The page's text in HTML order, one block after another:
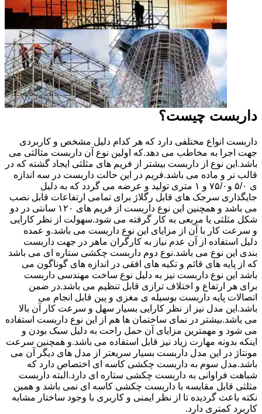
داربست چیست؟
داربست انواع مختلفی دارد که هر کدام دلیل مشخص و کاربردی
جهت اجرا به مخاطب می دهد.که اولین نوع آن داربست مثالثی می
باشد.این نوع از داربست بیشتر از فریم های مثلثی ایجاد گشته که در
قالب نر و ماده می باشد.فریم در این حالت داربست در سه اندازه
ی ۵/۰ و۷۵/۰ و ۱ متری تولید و عرضه می گردد که به دلیل
جایگذاری سرجک های قابل رگلاژ برای تمامی ارتفاعات قابل نصب
می باشد و همچنین این نوع داربست از فریم های ۱۲۰ سانتی در دو
شکل مثلثی یا مربعی به کار گرفته می شود.سهولت از نظر کارایی
و سرعت کار با آن از مزایای این نوع داربست می باشد.و عمده
دلیل استفاده از آن عدم نیاز به کارگران ماهر در جهت داربست
بندی این نوع می باشد.نوع دوم داربست چکشی ستاره ای می باشد
که از پایه های قائم و تکیه های افقی در اندازه های گوناگون می
باشد این نوع داربست نیز به دلیل نوع ساخت مهندسی داربست
برای هر ارتفاع و اختلاف ترازی قابل تنظیم می باشد.در ضمن
اتصالات پایه داربست بوسیله ی مغزی و پین قابل انجام می
باشد.این مدل نیز از نظر کارایی بسیار سهل و سرعت کار آن بالا
می باشد.بیشتر در نمای ساختمان ها هم از این نوع داربست استفاده
می شود و مهمترین مزایای آن حمل راحت به دلیل سبک بودن و
اینکه بدونه مهارت زیاد نیز قابل استفاده می باشد.و همچنین سرعت
مونتاژ در این مدل داربست بسیار سریعتر از مدل های دیگر آن می
باشد.مدل سوم به داربست چکشی کاسه ای اختصاص دارد که
شباهت فراوانی به داربست چکشی ستاره ای دارد.البته داربست
مثلثی قابل مقایسه با داربست چکشی کاسه ای نمی باشد و همین
نکته باعث گردیده تا از نظر ایمنی و کاربری با وجود ساختار مشابه
کاربرد کمتری دارد.